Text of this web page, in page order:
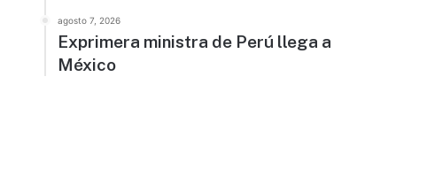
agosto 7, 2026
Exprimera ministra de Perú llega a
México